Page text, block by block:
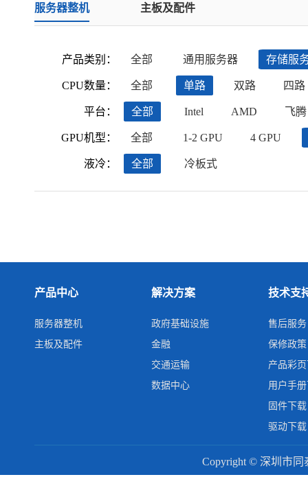
服务器整机 主板及配件
产品类别：
CPU数量：
平台：
GPU机型：
液冷：
全部 通用服务器 存储服
全部 单路 双路 四路
全部 Intel AMD 飞腾
全部 1-2 GPU 4 GPU
全部 冷板式
产品中心
服务器整机
主板及配件
解决方案
政府基础设施
金融
交通运输
数据中心
技术支
售后服务
保修政策
产品彩
用户手
固件下载
驱动下载
Copyright © 深圳市同